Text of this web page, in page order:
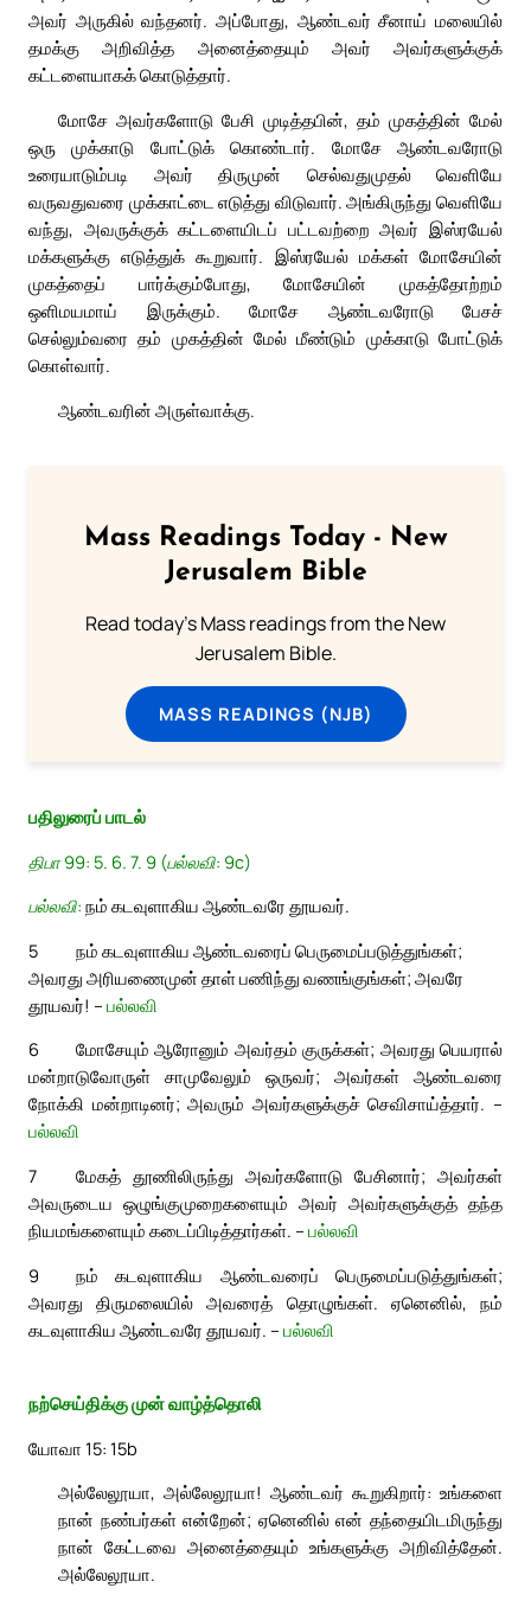
அவர் அருகில் வந்தனர். அப்போது, ஆண்டவர் சீனாய் மலையில்
தமக்கு அறிவித்த அனைத்தையும் அவர் அவர்களுக்குக்
கட்டளையாகக் கொடுத்தார்.
மோசே அவர்களோடு பேசி முடித்தபின், தம் முகத்தின் மேல்
ஒரு முக்காடு போட்டுக் கொண்டார். மோசே ஆண்டவரோடு
உரையாடும்படி அவர் திருமுன் செல்வதுமுதல் வெளியே
வருவதுவரை முக்காட்டை எடுத்து விடுவார். அங்கிருந்து வெளியே
வந்து, அவருக்குக் கட்டளையிடப் பட்டவற்றை அவர் இஸ்ரயேல்
மக்களுக்கு எடுத்துக் கூறுவார். இஸ்ரயேல் மக்கள் மோசேயின்
முகத்தைப் பார்க்கும்போது, மோசேயின் முகத்தோற்றம்
ஒளிமயமாய் இருக்கும். மோசே ஆண்டவரோடு பேசச்
செல்லும்வரை தம் முகத்தின் மேல் மீண்டும் முக்காடு போட்டுக்
கொள்வார்.
ஆண்டவரின் அருள்வாக்கு.
Mass Readings Today - New
Jerusalem Bible
Read today's Mass readings from the New
Jerusalem Bible.
MASS READINGS (NJB)
பதிலுரைப் பாடல்
திபா 99: 5. 6. 7. 9 (பல்லவி: 9c)
பல்லவி: நம் கடவுளாகிய ஆண்டவரே தூயவர்.
5
நம் கடவுளாகிய ஆண்டவரைப் பெருமைப்படுத்துங்கள்;
அவரது அரியணைமுன் தாள் பணிந்து வணங்குங்கள்; அவரே
தூயவர்! – பல்லவி
6
மோசேயும் ஆரோனும் அவர்தம் குருக்கள்; அவரது பெயரால்
மன்றாடுவோருள் சாமுவேலும் ஒருவர்; அவர்கள் ஆண்டவரை
நோக்கி மன்றாடினர்; அவரும் அவர்களுக்குச் செவிசாய்த்தார். –
பல்லவி
7
மேகத் தூணிலிருந்து அவர்களோடு பேசினார்; அவர்கள்
அவருடைய ஒழுங்குமுறைகளையும் அவர் அவர்களுக்குத் தந்த
நியமங்களையும் கடைப்பிடித்தார்கள். – பல்லவி
9
நம் கடவுளாகிய ஆண்டவரைப் பெருமைப்படுத்துங்கள்;
அவரது திருமலையில் அவரைத் தொழுங்கள். ஏனெனில், நம்
கடவுளாகிய ஆண்டவரே தூயவர். – பல்லவி
நற்செய்திக்கு முன் வாழ்த்தொலி
யோவா 15: 15b
அல்லேலூயா, அல்லேலூயா! ஆண்டவர் கூறுகிறார்: உங்களை
நான் நண்பர்கள் என்றேன்; ஏனெனில் என் தந்தையிடமிருந்து
நான் கேட்டவை அனைத்தையும் உங்களுக்கு அறிவித்தேன்.
அல்லேலூயா.